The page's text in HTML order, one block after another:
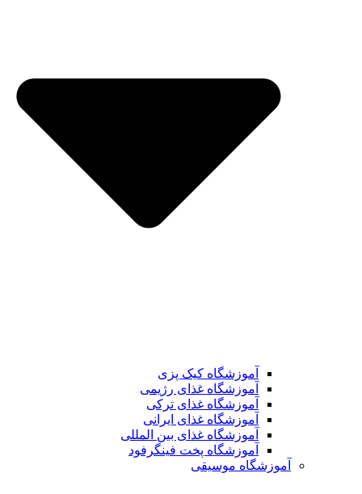
آموزشگاه کیک پزی
آموزشگاه غذای رژیمی
آموزشگاه غذای ترکی
آموزشگاه غذای ایرانی
آموزشگاه غذای بین المللی
آموزشگاه پخت فینگرفود
آموزشگاه موسیقی